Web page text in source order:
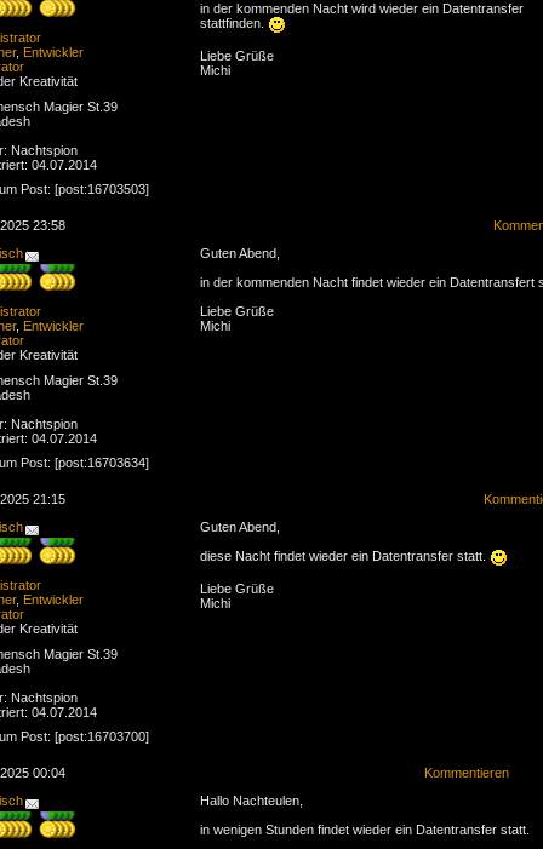
, Entwickler
Kreativität
Magier St.39
Nachtspion
04.07.2014
Post: [post:16703503]
in der kommenden Nacht wird wieder ein Datentransfer
stattfinden.
Liebe Grüße
Michi
23:58
, Entwickler
Kreativität
Magier St.39
Nachtspion
04.07.2014
Post: [post:16703634]
Guten Abend,
in der kommenden Nacht findet wieder ein Datentransfert
Liebe Grüße
Michi
21:15
, Entwickler
Kreativität
Magier St.39
Nachtspion
04.07.2014
Post: [post:16703700]
Guten Abend,
diese Nacht findet wieder ein Datentransfer statt.
Liebe Grüße
Michi
00:04
Kommentieren
Hallo Nachteulen,
in wenigen Stunden findet wieder ein Datentransfer statt.